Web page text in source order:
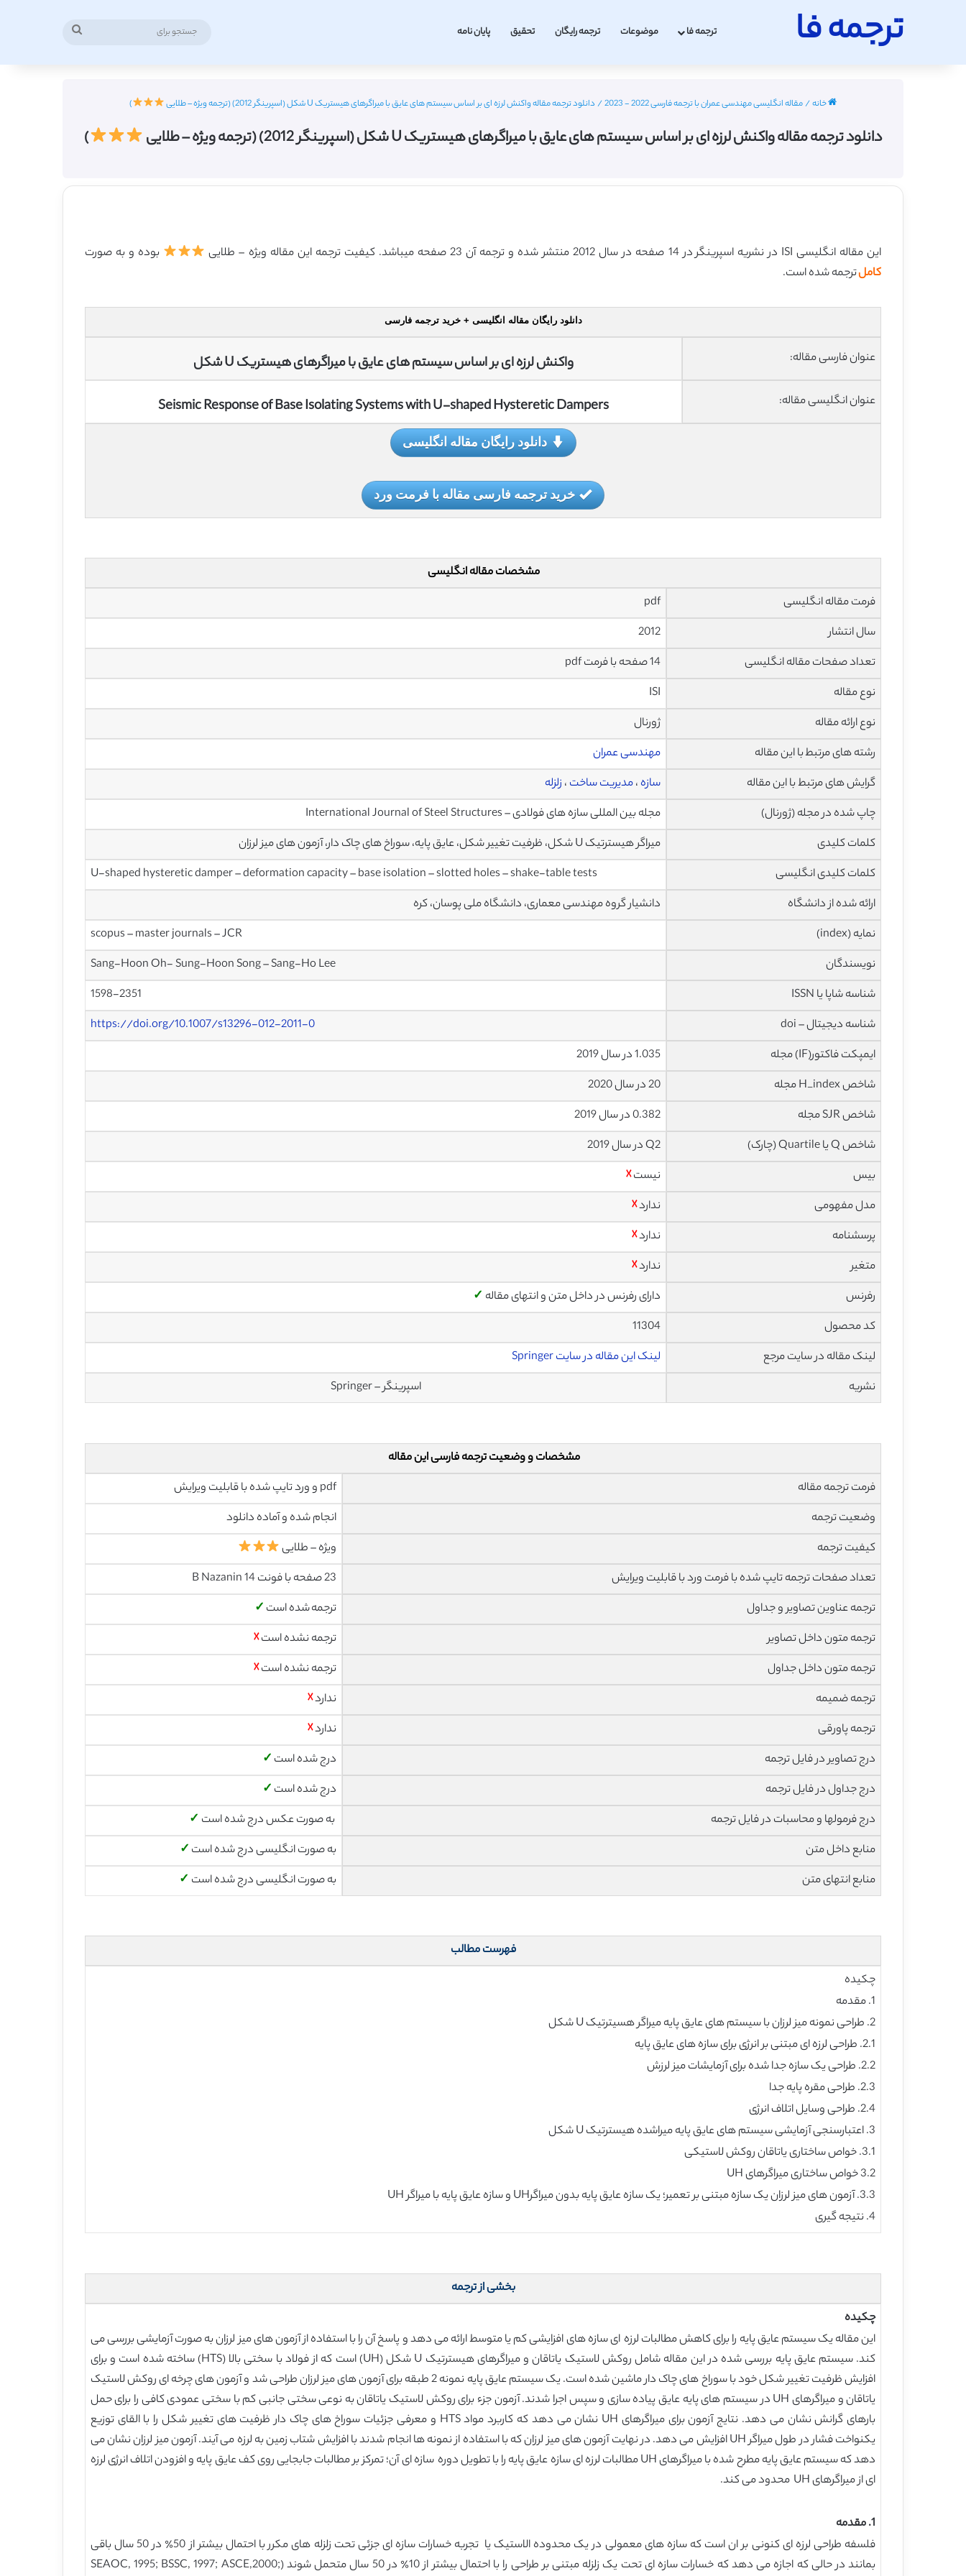
ترجمه فا ترجمه فا موضوعات ترجمه رایگان تحقیق پایان نامه
خانه/مقاله انگلیسی مهندسی عمران با ترجمه فارسی 2022 - 2023 / دانلود ترجمه مقاله واکنش لرزه ای بر اساس سیستم های عایق با میراگرهای هیستریک U شکل (اسپرینگر 2012) (ترجمه ویژه – طلایی )
دانلود ترجمه مقاله واکنش لرزه ای بر اساس سیستم های عایق با میراگرهای هیستریک U شکل (اسپرینگر 2012) (ترجمه ویژه – طلایی )
این مقاله انگلیسی ISI در نشریه اسپرینگر در 14 صفحه در سال 2012 منتشر شده و ترجمه آن 23 صفحه میباشد. کیفیت ترجمه این مقاله ویژه – طلایی
بوده و به صورت
کاملترجمه شده است.
دانلود رایگان مقاله انگلیسی + خرید ترجمه فارسی
عنوان فارسی مقاله: واکنش لرزه ای بر اساس سیستم های عایق با میراگرهای هیستریک U شکل
عنوان انگلیسی مقاله: Seismic Response of Base Isolating Systems with U-shaped Hysteretic Dampers
دانلود رایگان مقاله انگلیسی
خرید ترجمه فارسی مقاله با فرمت ورد
مشخصات مقاله انگلیسی
فرمت مقاله انگلیسی
pdf
سال انتشار
2012
تعداد صفحات مقاله انگلیسی
14 صفحه با فرمت pdf
نوع مقاله
ISI
نوع ارائه مقاله
ژورنال
رشته های مرتبط با این مقاله
مهندسی عمران
گرایش های مرتبط با این مقاله
سازه ،مدیریت ساخت ، زلزله
چاپ شده در مجله (ژورنال)
مجله بین المللی سازه های فولادی – International Journal of Steel Structures
کلمات کلیدی
میراگر هیسترتیک U شکل، ظرفیت تغییر شکل، عایق پایه، سوراخ های چاک دار، آزمون های میز لرزان
کلمات کلیدی انگلیسی
U-shaped hysteretic damper – deformation capacity – base isolation – slotted holes – shake-table tests
ارائه شده از دانشگاه
دانشیار گروه مهندسی معماری، دانشگاه ملی پوسان، کره
نمایه (index)
scopus – master journals – JCR
نویسندگان
Sang-Hoon Oh- Sung-Hoon Song – Sang-Ho Lee
شناسه شاپا یا ISSN
1598-2351
شناسه دیجیتال – doi
https://doi.org/10.1007/s13296-012-2011-0
ایمپکت فاکتور(IF) مجله
1.035 در سال 2019
شاخص H_index مجله
20 در سال 2020
شاخص SJR مجله
0.382 در سال 2019
شاخص Q یا Quartile (چارک)
Q2 در سال 2019
بیس
نیست☓
مدل مفهومی
ندارد☓
پرسشنامه
ندارد☓
متغیر
ندارد☓
رفرنس
دارای رفرنس در داخل متن و انتهای مقاله ✓
کد محصول
11304
لینک مقاله در سایت مرجع
لینک این مقاله در سایت Springer
نشریه
اسپرینگر – Springer
مشخصات و وضعیت ترجمه فارسی این مقاله
فرمت ترجمه مقاله
pdf و ورد تایپ شده با قابلیت ویرایش
وضعیت ترجمه
انجام شده و آماده دانلود
کیفیت ترجمه
ویژه – طلایی
تعداد صفحات ترجمه تایپ شده با فرمت ورد با قابلیت ویرایش
23 صفحه با فونت 14 B Nazanin
ترجمه عناوین تصاویر و جداول
ترجمه شده است ✓
ترجمه متون داخل تصاویر
ترجمه نشده است☓
ترجمه متون داخل جداول
ترجمه نشده است☓
ترجمه ضمیمه
ندارد☓
ترجمه پاورقی
ندارد☓
درج تصاویر در فایل ترجمه
درج شده است ✓
درج جداول در فایل ترجمه
درج شده است ✓
درج فرمولها و محاسبات در فایل ترجمه
به صورت عکس درج شده است ✓
منابع داخل متن
به صورت انگلیسی درج شده است ✓
منابع انتهای متن
به صورت انگلیسی درج شده است ✓
فهرست مطالب
چکیده
1. مقدمه
2. طراحی نمونه میز لرزان با سیستم های عایق پایه میراگر هسیترتیک U شکل
2.1. طراحی لرزه ای مبتنی بر انرژی برای سازه های عایق پایه
2.2. طراحی یک سازه جدا شده برای آزمایشات میز لرزش
2.3. طراحی مقره پایه جدا
2.4. طراحی وسایل اتلاف انرژی
3. اعتبارسنجی آزمایشی سیستم های عایق پایه میراشده هیسترتیک U شکل
3.1. خواص ساختاری یاتاقان روکش لاستیکی
3.2 خواص ساختاری میراگرهای UH
3.3. آزمون های میز لرزان یک سازه مبتنی بر تعمیر؛ یک سازه عایق پایه بدون میراگرUH و سازه عایق پایه با میراگر UH
4. نتیجه گیری
بخشی از ترجمه
چکیده
این مقاله یک سیستم عایق پایه را برای کاهش مطالبات لرزه ای سازه های افزایشی کم یا متوسط ارائه می دهد و پاسخ آن را با استفاده از آزمون های میز لرزان به صورت آزمایشی بررسی می
کند. سیستم عایق پایه بررسی شده در این مقاله شامل روکش لاستیک یاتاقان و میراگرهای هیسترتیک U شکل (UH) است که از فولاد با سختی بالا (HTS) ساخته شده است و برای
افزایش ظرفیت تغییر شکل خود با سوراخ های چاک دار ماشین شده است. یک سیستم عایق پایه نمونه 2 طبقه برای آزمون های میز لرزان طراحی شد و آزمون های چرخه ای روکش لاستیک
یاتاقان و میراگرهای UH در سیستم های پایه عایق پیاده سازی و سپس اجرا شدند. آزمون جزء برای روکش لاستیک یاتاقان به نوعی سختی جانبی کم با سختی عمودی کافی را برای حمل
بارهای گرانش نشان می دهد. نتایج آزمون برای میراگرهای UH نشان می دهد که کاربرد مواد HTS و معرفی جزئیات سوراخ های چاک دار ظرفیت های تغییر شکل را با القای توزیع
یکنواخت فشار در طول میراگر UH افزایش می دهد. در نهایت آزمون های میز لرزان که با استفاده از نمونه ها انجام شدند با افزایش شتاب زمین به لرزه می آیند. آزمون میز لرزان نشان می
دهد که سیستم عایق پایه مطرح شده با میراگرهای UH مطالبات لرزه ای سازه عایق پایه را با تطویل دوره سازه ای آن؛ تمرکز بر مطالبات جابجایی روی کف عایق پایه و افزودن اتلاف انرژی لرزه
ای از میراگرهای UH محدود می کند.
1. مقدمه
فلسفه طراحی لرزه ای کنونی بر ان است که سازه های معمولی در یک محدوده الاستیک یا تجربه خسارات سازه ای جزئی تحت زلزله های مکرر با احتمال بیشتر از 50٪ در 50 سال باقی
بمانند در حالی که اجازه می دهد که خسارات سازه ای تحت یک زلزله مبتنی بر طراحی را با احتمال بیشتر از 10٪ در 50 سال متحمل شوند (SEAOC, 1995; BSSC, 1997; ASCE,2000;